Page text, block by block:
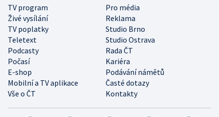
TV program
Pro média
Živé vysílání
Reklama
TV poplatky
Studio Brno
Teletext
Studio Ostrava
Podcasty
Rada ČT
Počasí
Kariéra
E-shop
Podávání námětů
Mobilní a TV aplikace
Časté dotazy
Vše o ČT
Kontakty